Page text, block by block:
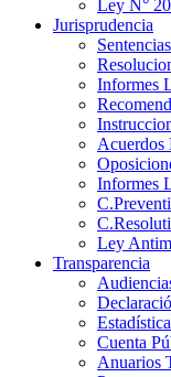
Ley N°
Jurisprudencia
Sentencias
Informes
Acuerdos
Informes
Ley
Transparencia
Cuenta
Anuarios